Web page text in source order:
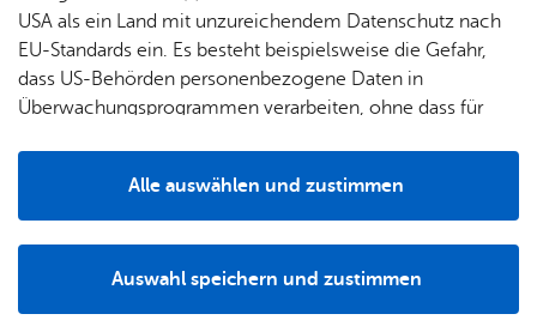
von links: Jas­min Bau­mann, San­dra Scher­mann, Mi­hae­la Had­z­an, Ca­ro­lin Din­
ter
1. Vor­sit­zen­de, Schrift­füh­re­rin: Jas­min Bau­mann
2. Vor­sit­zen­de: San­dra Scher­mann
USA als ein Land mit unzureichendem Datenschutz nach
EU-Standards ein. Es besteht beispielsweise die Gefahr,
dass US-Behörden personenbezogene Daten in
Überwachungsprogrammen verarbeiten, ohne dass für
Auswahl speichern und zustimmen
Alle auswählen und zustimmen